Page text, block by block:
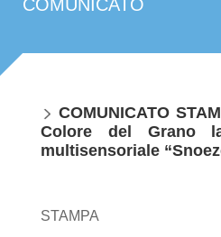
COMUNICATO
COMUNICATO
Colore del Grano
multisensoriale
STAMPA